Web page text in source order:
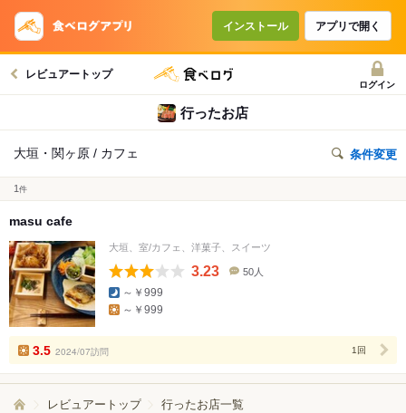
インストール アプリで開く
レビュアートップ
ログイン
行ったお店
大垣・関ヶ原 / カフェ 条件変更
1 件
masu cafe
大垣、室/カフェ、洋菓子、スイーツ
3.23
数
50人
～￥999
～￥999
3.5 2024/07訪問 1回
レビュアートップ 行ったお店一覧